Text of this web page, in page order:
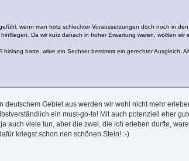
wenn man trotz schlechter Voraussetzungen doch noch in
Da wir kurz danach in froher Erwartung waren, wollten
bislang hatte, wäre ein Sechser bestimmt ein gerechter Ausgleich.
deutschem Gebiet aus werden wir wohl nicht mehr
ein must-go-to! Mit auch potenziell eher
auch viele tun, aber die zwei, die ich erleben durfte,
kriegst schon nen schönen Stein! :-)